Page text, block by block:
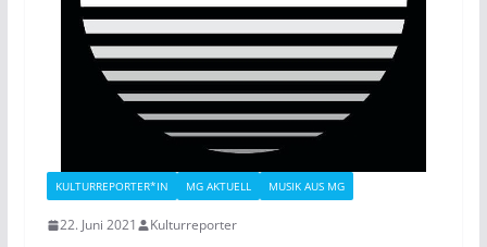
KULTURREPORTER*IN MG AKTUELL MUSIK AUS MG
22. Juni 2021 Kulturreporter